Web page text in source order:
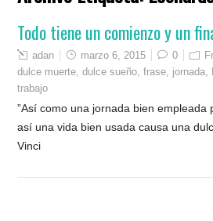
Todo tiene un comienzo y un
adan marzo 6, 2015 0
dulce muerte ,dulce sueño ,frase jornada
trabajo
”Así como una jornada bien empleada
así una vida bien usada causa una
Vinci